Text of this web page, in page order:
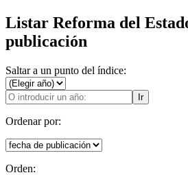
Listar Reforma del
publicación
Saltar a un punto del índice:
Ir
Ordenar por:
Orden: